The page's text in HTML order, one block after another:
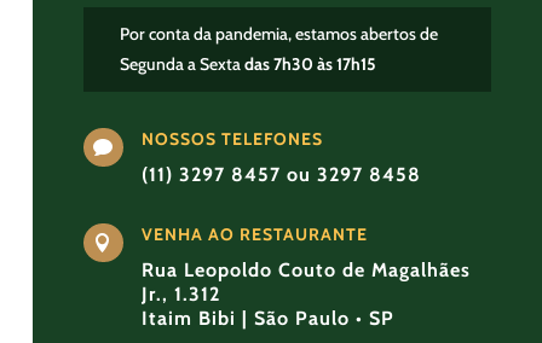
Por conta da pandemia, estamos abertos de
Segunda a Sextadas 7h30 às 17h15
 NOSSOS TELEFONES
(11) 3297 8457 ou 3297 8458
 VENHA AO RESTAURANTE
Rua Leopoldo Couto de Magalhães
Jr., 1.312
Itaim Bibi | São Paulo • SP